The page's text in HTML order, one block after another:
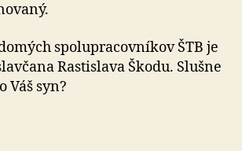
spolupracovníkov ŠTB je
Rastislava Škodu. Slušne
Váš syn?